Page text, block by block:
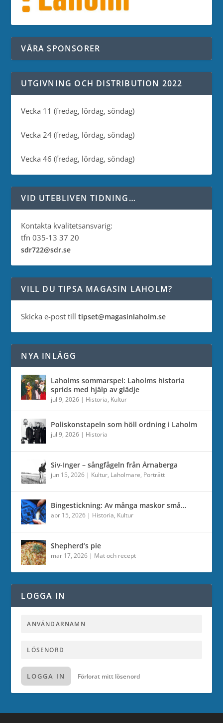
VÅRA SPONSORER
UTGIVNING OCH DISTRIBUTION 2022
Vecka 11 (fredag, lördag, söndag)
Vecka 24 (fredag, lördag, söndag)
Vecka 46 (fredag, lördag, söndag)
VID UTEBLIVEN TIDNING…
Kontakta kvalitetsansvarig:
tfn 035-13 37 20
sdr722@sdr.se
VILL DU TIPSA MAGASIN LAHOLM?
Skicka e-post tilltipset@magasinlaholm.se
NYA INLÄGG
Laholms sommarspel: Laholms historia
sprids med hjälp av glädje
jul 9, 2026 | Historia, Kultur
Poliskonstapeln som höll ordning i Laholm
jul 9, 2026 | Historia
Siv-Inger – sångfågeln från Årnaberga
jun 15, 2026 | Kultur, Laholmare, Porträtt
Bingestickning: Av många maskor små…
apr 15, 2026 | Historia, Kultur
Shepherd’s pie
mar 17, 2026 | Mat och recept
LOGGA IN
LOGGA IN Förlorat mitt lösenord